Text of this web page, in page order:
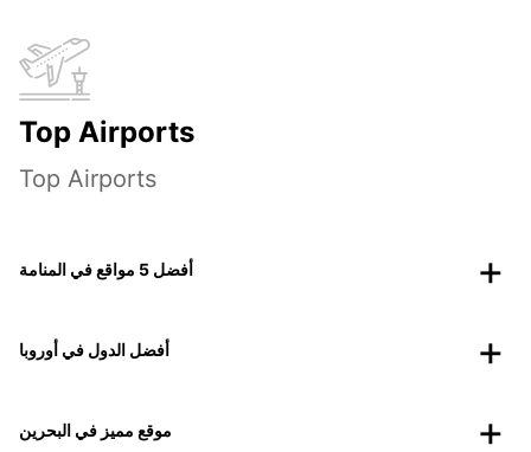
Top Airports
Top Airports
أفضل 5 مواقع في المنامة
أفضل الدول في أوروبا
موقع مميز في البحرين